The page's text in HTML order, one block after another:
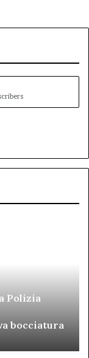
Polizia
bocciatura